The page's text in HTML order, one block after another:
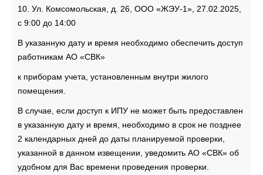
10. Ул. Комсомольская, д. 26, ООО «ЖЭУ-1», 27.02.2025,
с 9:00 до 14:00
В указанную дату и время необходимо обеспечить доступ
работникам АО «СВК»
к приборам учета, установленным внутри жилого
помещения.
В случае, если доступ к ИПУ не может быть предоставлен
в указанную дату и время, необходимо в срок не позднее
2 календарных дней до даты планируемой проверки,
указанной в данном извещении, уведомить АО «СВК» об
удобном для Вас времени проведения проверки.